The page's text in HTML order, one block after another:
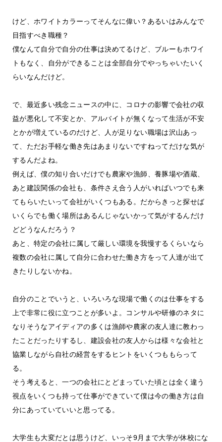
けど、ホワイトカラーってそんなに偉い？あるいはみんなで
目指すべき職種？
僕なんて自分で自分の仕事は決めてるけど、ブルーもホワイ
トもなく、自分ができることは全部自分でやっちゃいたいく
らいなんだけど。
で、最近多い残念ニュースの中に、コロナの影響で会社の収
益が悪化して不安とか、アルバイトが無くなって生活が不安
とかが増えているのだけど、人が足りない職場は沢山あっ
て、ただお手軽な働き先はあまりないですねってだけな気が
するんだよね。
例えば、僕の知り合いだけでも農家や漁師、養豚場や酒蔵、
あと建設関係の会社も、条件さえ合う人がいればいつでも来
てもらいたいって会社がいくつもある。だからきっと探せば
いくらでも働く場所はあるんじゃないかって気がするんだけ
どどうなんだろう？
あと、特定の会社に属して厳しい環境を我慢するくらいなら
複数の会社に属して自分に合わせた働き方をって人達が出て
きたりしないかね。
自分のことでいうと、いろいろな現場で働くのは仕事をする
上で非常に役に立つことが多いよ。コンサルや研修のネタに
なりそうなアイディアの多くは漁師や農家の友人達に教わっ
たことだったりするし、建設会社の友人からは様々な会社と
協業しながら自社の経営をするヒントをいくつももらって
る。
そう考えると、一つの会社にとどまっていた頃とは全く違う
視点をいくつも持って仕事ができていて僕は今の働き方は自
分にあっていていいと思ってる。
大学生も大変だとは思うけど、いっそ9月まで大学が休校にな